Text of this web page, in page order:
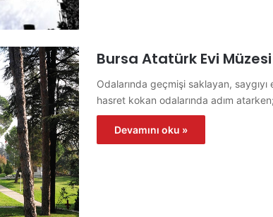
Bursa Atatürk Evi Müzesi
Odalarında geçmişi saklayan,
hasret kokan odalarında adım
Devamını oku »